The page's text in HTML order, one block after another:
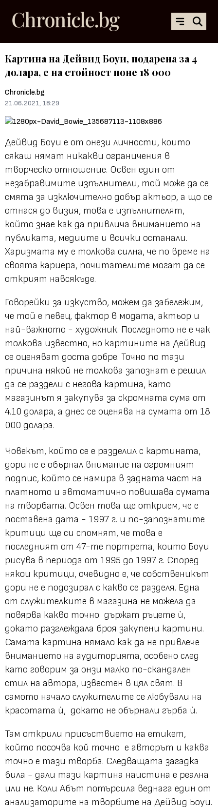
Картина на Дейвид Боуи, подарена за 4
долара, e на стойност поне 18 000
Chronicle.bg
21.06.2021, 18:29
Дейвид Боуи е от онези личности, които
сякаш нямат никакви ограничения в
творческо отношение. Освен един от
незабравимите изпълнители, той може да се
смята за изключително добър актьор, а що се
отнася до визия, това е изпълнителят,
който знае как да привлича вниманието на
публиката, медиите и всички останали.
Харизмата му е толкова силна, че по време на
своята кариера, почитателите могат да се
открият навсякъде.
Говорейки за изкуство, можем да забележим,
че той е певец, фактор в модата, актьор и
най-важното - художник. Последното не е чак
толкова известно, но картините на Дейвид
се оценяват доста добре. Точно по тази
причина някой не толкова запознат е решил
да се раздели с негова картина, като
магазинът я закупува за скромната сума от
4.10 долара, а днес се оценява на сумата от 18
000 долара.
Човекът, който се е разделил с картината,
дори не е обърнал внимание на огромният
подпис, който се намира в задната част на
платното и автоматично повишава сумата
на творбата. Освен това ще открием, че е
поставена дата - 1997 г. и по-запознатите
критици ще си спомнят, че това е
последният от 47-те портрета, които Боуи
рисува в периода от 1995 до 1997 г. Според
някои критици, очевидно е, че собственикът
дори не е подозирал с какво се разделя. Една
от служителките в магазина не можела да
повярва какво точно държат ръцете ѝ,
докато разглеждала броя закупени картини.
Самата картина нямало как да не привлече
вниманието на аудиторията, особено след
като говорим за онзи малко по-скандален
стил на автора, известен в цял свят. В
самото начало служителите се любували на
красотата ѝ, докато не обърнали гърба ѝ.
Там открили присъствието на етикет,
който посочва кой точно е авторът и каква
точно е тази творба. Следващата загадка
била - дали тази картина наистина е реална
или не. Коли Абът потърсила веднага един от
анализаторите на творбите на Дейвид Боуи.